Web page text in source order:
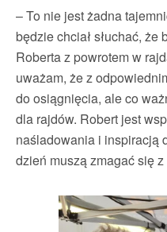
– To nie jest żadna
będzie chciał słuchać, że
Roberta z powrotem w
uważam, że z
do osiągnięcia, ale co
dla rajdów. Robert jest
naśladowania i inspiracją
dzień muszą zmagać się